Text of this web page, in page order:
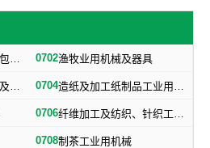
农业用机械及部件（不包括小农具） 0702渔牧业用机械及器具
伐木、锯木、木材加工及火柴生产用机械及器具 0704 造纸及加工纸制品工业用机械及器具
0706 纤维加工及纺织、针织工业用机械及部件
0708制茶工业用机械